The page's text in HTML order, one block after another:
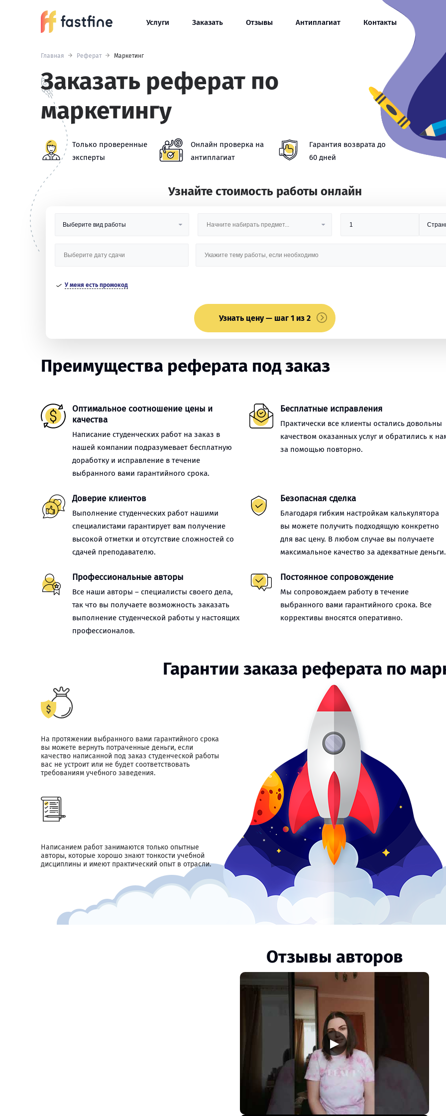
Услуги Заказать Отзывы Антиплагиат Контакты
Главная Реферат Маркетинг
Заказать реферат по
маркетингу
Только проверенные
эксперты
Онлайн проверка на
антиплагиат
Гарантия возврата до
60 дней
Узнайте стоимость работы онлайн
У меня есть промокод
Узнать цену — шаг 1 из 2
Преимущества реферата под заказ
Оптимальное соотношение цены и
качества
Написание студенческих работ на заказ в
нашей компании подразумевает бесплатную
доработку и исправление в течение
выбранного вами гарантийного срока.
Бесплатные исправления
Практически все клиенты остались довольны
качеством оказанных услуг и обратились к
за помощью повторно.
Доверие клиентов
Выполнение студенческих работ нашими
специалистами гарантирует вам получение
высокой отметки и отсутствие сложностей со
сдачей преподавателю.
Безопасная сделка
Благодаря гибким настройкам калькулятора
вы можете получить подходящую конкретно
для вас цену. В любом случае вы получаете
максимальное качество за адекватные деньги.
Профессиональные авторы
Все наши авторы – специалисты своего дела,
так что вы получаете возможность заказать
выполнение студенческой работы у настоящих
профессионалов.
Постоянное сопровождение
Мы сопровождаем работу в течение
выбранного вами гарантийного срока. Все
коррективы вносятся оперативно.
Гарантии заказа реферата по
На протяжении выбранного вами гарантийного срока
вы можете вернуть потраченные деньги, если
качество написанной под заказ студенческой работы
вас не устроит или не будет соответствовать
требованиям учебного заведения.
Написанием работ занимаются только опытные
авторы, которые хорошо знают тонкости учебной
дисциплины и имеют практический опыт в отрасли.
Отзывы авторов
▶